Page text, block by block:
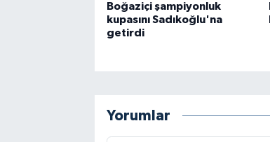
Boğaziçi şampiyonluk
kupasını Sadıkoğlu'na
getirdi
Yorumlar